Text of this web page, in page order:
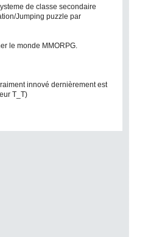
de classe secondaire
Jumping puzzle par
le monde MMORPG.
innové dernièrement est
T_T)